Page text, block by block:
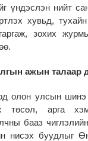
үндэслэн нийт
хувьд,
зохих
ажын талаар
олон улсын
төсөл, арга
бааз
нисэх буудлыг